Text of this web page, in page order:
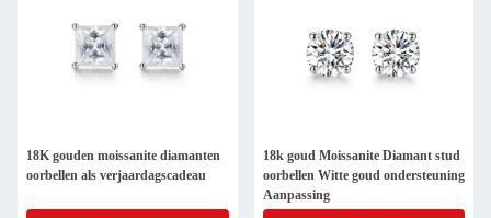
18K gouden moissanite diamanten
oorbellen als verjaardagscadeau
18k goud Moissanite Diamant stud
oorbellen Witte goud ondersteuning
Aanpassing